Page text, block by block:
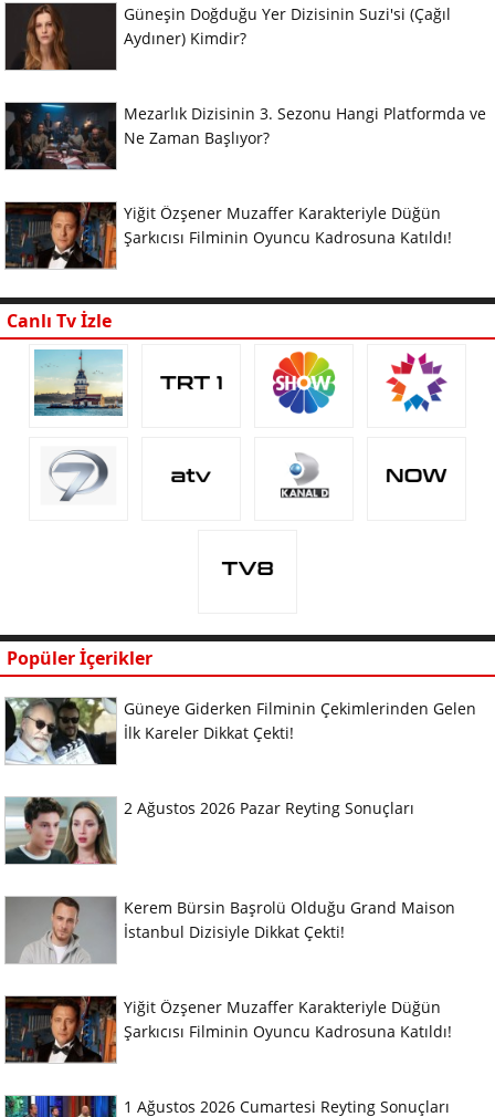
Güneşin Doğduğu Yer Dizisinin Suzi'si (Çağıl
Aydıner) Kimdir?
Mezarlık Dizisinin 3. Sezonu Hangi Platformda ve
Ne Zaman Başlıyor?
Yiğit Özşener Muzaffer Karakteriyle Düğün
Şarkıcısı Filminin Oyuncu Kadrosuna Katıldı!
Canlı Tv İzle
Popüler İçerikler
Güneye Giderken Filminin Çekimlerinden Gelen
İlk Kareler Dikkat Çekti!
2 Ağustos 2026 Pazar Reyting Sonuçları
Kerem Bürsin Başrolü Olduğu Grand Maison
İstanbul Dizisiyle Dikkat Çekti!
Yiğit Özşener Muzaffer Karakteriyle Düğün
Şarkıcısı Filminin Oyuncu Kadrosuna Katıldı!
1 Ağustos 2026 Cumartesi Reyting Sonuçları